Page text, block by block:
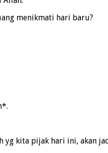
menikmati hari baru?
yg kita pijak hari ini, akan